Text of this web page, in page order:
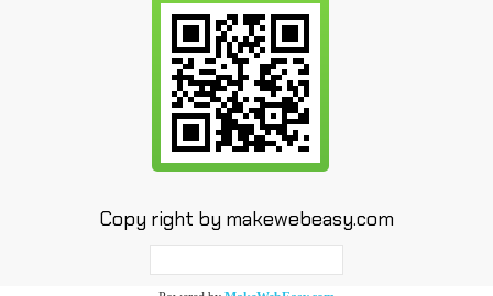
Copy right by makewebeasy.com